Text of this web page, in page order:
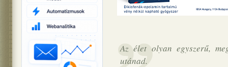
Az élet olyan egyszerű,
utánad.